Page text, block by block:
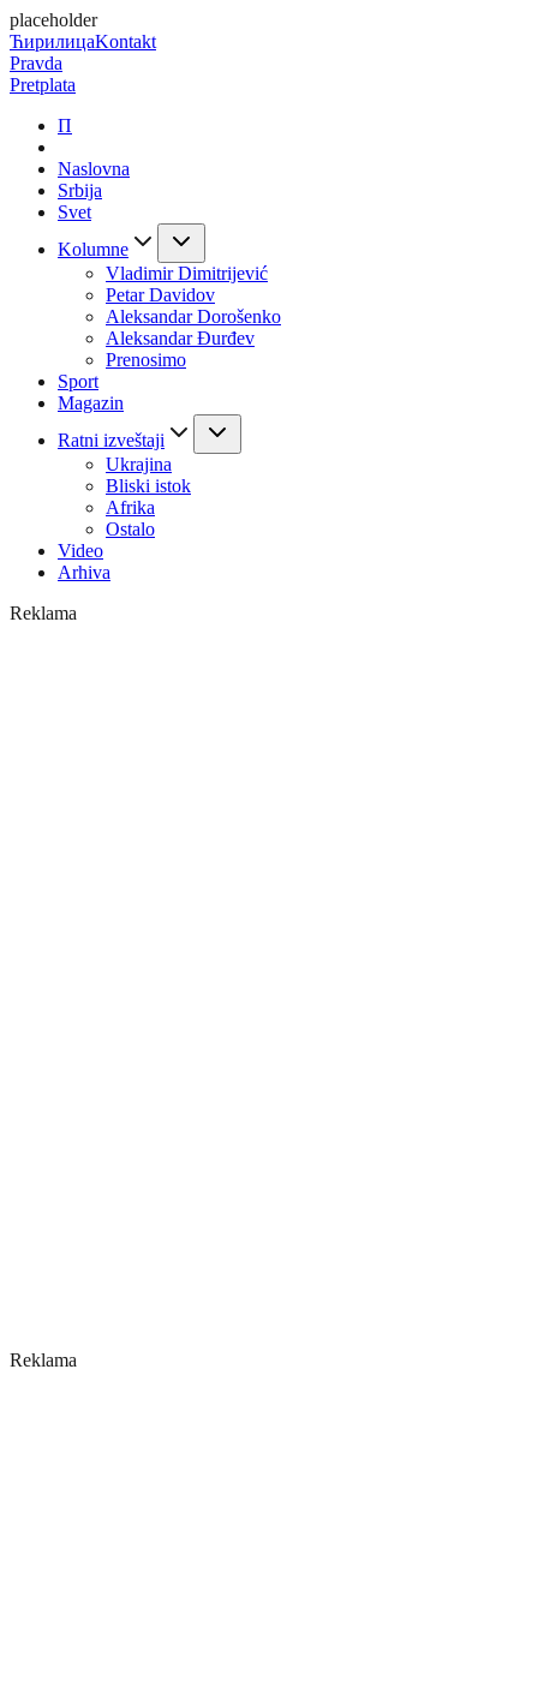
placeholder
ЋирилицаKontakt
Pravda
Pretplata
П
Naslovna
Srbija
Svet
Kolumne
Vladimir Dimitrijević
Petar Davidov
Aleksandar Dorošenko
Aleksandar Đurđev
Prenosimo
Sport
Magazin
Ratni izveštaji
Ukrajina
Bliski istok
Afrika
Ostalo
Video
Arhiva
Reklama
Reklama